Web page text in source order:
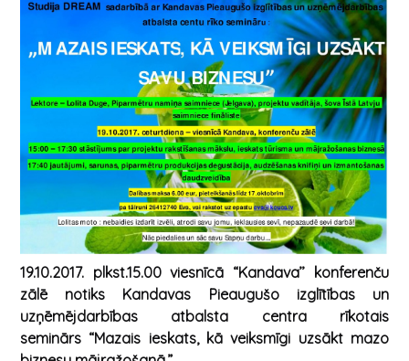
19.10.2017. plkst.15.00 viesnīcā “Kandava’’ konferenču
zālē
notiks Kandavas Pieaugušo izglītības un
uzņēmējdarbības atbalsta centra rīkotais
seminārs “Mazais ieskats, kā veiksmīgi uzsākt mazo